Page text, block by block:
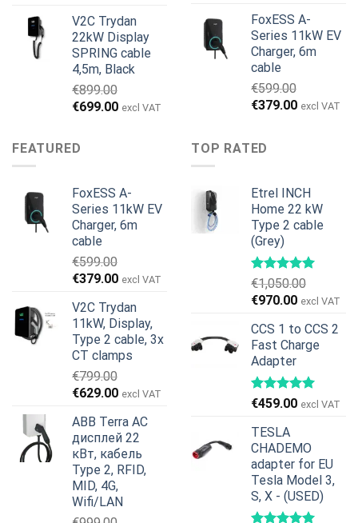
€1,495.00.
V2C Trydan
22kW Display
SPRING cable
4,5m, Black
€899.00
Первоначальная
составляла
€899.00.
€699.00Текущая
excl VAT
FoxESS A-
Series 11kW EV
Charger, 6m
cable
€599.00
Первоначальная
€599.00.
€379.00Текущая
excl VAT
FEATURED
FoxESS A-
Series 11kW EV
Charger, 6m
cable
€599.00
Первоначальная
составляла
€599.00.
€379.00Текущая
€379.00.
excl VAT
V2C Trydan
11kW, Display,
Type 2 cable, 3x
CT clamps
€799.00
Первоначальная
составляла
€799.00.
€629.00Текущая
€629.00.
excl VAT
ABB Terra AC
дисплей 22
кВт, кабель
Type 2, RFID,
MID, 4G,
Wifi/LAN
TOP RATED
Etrel INCH
Home 22 kW
Type 2 cable
(Grey)
€1,050.00
Первоначальная
составляла
€1,050.00.
€970.00Текущая
€970.00.
excl VAT
CCS 1 to CCS 2
Fast Charge
Adapter
€459.00 excl VAT
TESLA
CHADEMO
adapter for EU
Tesla Model 3,
S, X - (USED)